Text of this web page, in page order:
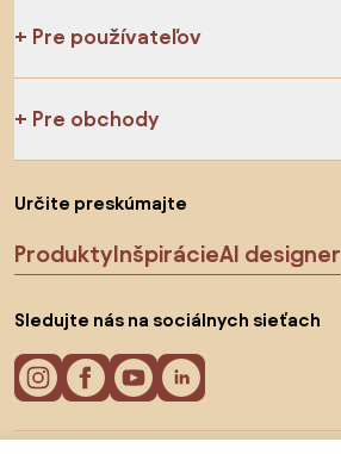
Pre používateľov
Pre obchody
Určite preskúmajte
ProduktyInšpirácieAI designer
Sledujte nás na sociálnych sieťach